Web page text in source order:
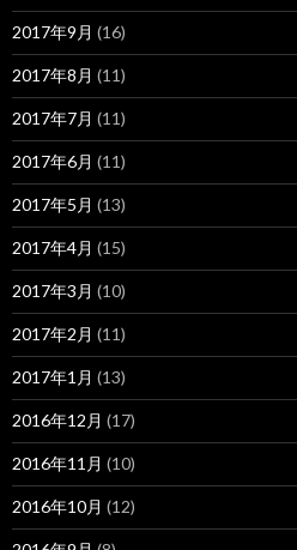
2017年9月 (16)
2017年8月 (11)
2017年7月 (11)
2017年6月 (11)
2017年5月 (13)
2017年4月 (15)
2017年3月 (10)
2017年2月 (11)
2017年1月 (13)
2016年12月 (17)
2016年11月 (10)
2016年10月 (12)